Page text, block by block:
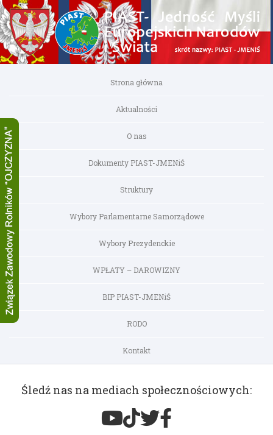
Strona główna
Aktualności
O nas
Dokumenty PIAST-JMENiŚ
Struktury
Wybory Parlamentarne Samorządowe
Wybory Prezydenckie
WPŁATY – DAROWIZNY
BIP PIAST-JMENiŚ
RODO
Kontakt
Śledź nas na mediach społecznościowych: